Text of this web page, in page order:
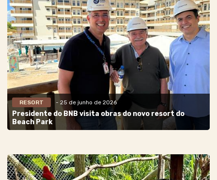
RESORT - 25 de junho de 2026
Presidente do BNB visita obras do novo resort do
Beach Park